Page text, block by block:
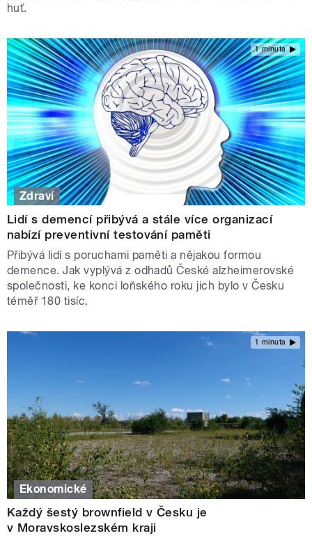
huť.
1 minuta
Zdraví
Lidí s demencí přibývá a stále více organizací
nabízí preventivní testování paměti
Přibývá lidí s poruchami paměti a nějakou formou
demence. Jak vyplývá z odhadů České alzheimerovské
společnosti, ke konci loňského roku jich bylo v Česku
téměř 180 tisíc.
1 minuta
Ekonomické
Každý šestý brownfield v Česku je
v Moravskoslezském kraji